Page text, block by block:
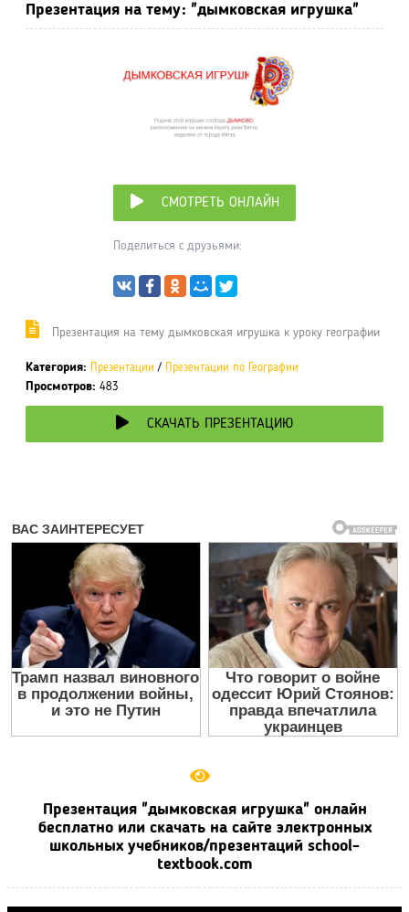
Презентация на тему: "дымковская игрушка"
СМОТРЕТЬ ОНЛАЙН
Поделиться с друзьями:
Презентация на тему дымковская игрушка к уроку географии
Категория: Презентации / Презентации по Географии
Просмотров: 483
СКАЧАТЬ ПРЕЗЕНТАЦИЮ
Презентация "дымковская игрушка" онлайн
бесплатно или скачать на сайте электронных
школьных учебников/презентаций school-
textbook.com